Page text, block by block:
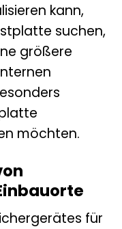
kann,
suchen,
größere
möchten.
für